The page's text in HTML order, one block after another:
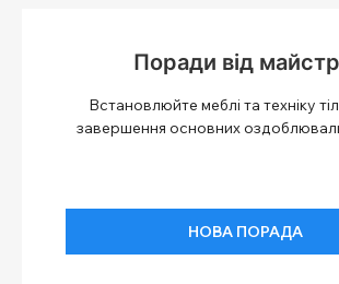
Поради від
Встановлюйте меблі та техніку
завершення основних
НОВА ПОРАДА